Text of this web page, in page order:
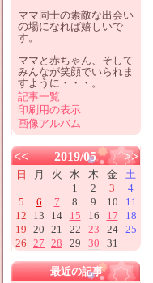
ママ同士の素敵な出会い
の場になれば嬉しいで
す。
ママと赤ちゃん、そして
みんなが笑顔でいられま
すように・・・。
記事一覧
印刷用の表示
画像アルバム
<< 2019/05 >>
日 月 火 水 木 金
土
1
2 3
4
5
6 7 8 9 10
11
12
13 14 15 16 17
18
19 20 21 22 23 24
25
26
27 28 29 30 31
最近の記事